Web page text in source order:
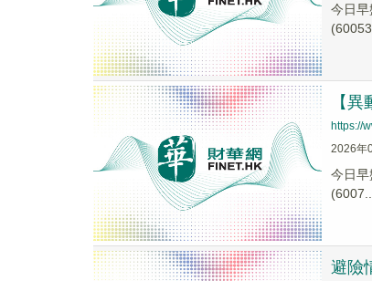
今日
【
https://
2026年
今日
(6007...
避險